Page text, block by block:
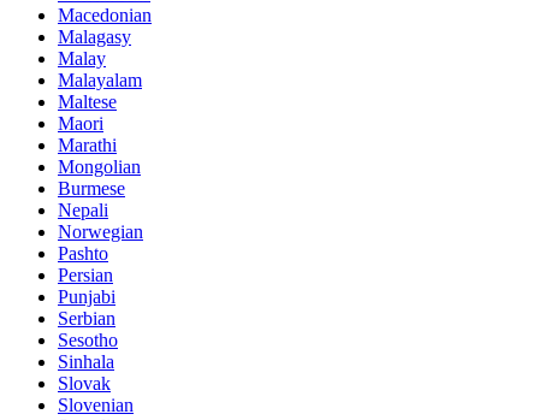
Macedonian
Malagasy
Malay
Malayalam
Maltese
Maori
Marathi
Mongolian
Burmese
Nepali
Norwegian
Pashto
Persian
Punjabi
Serbian
Sesotho
Sinhala
Slovak
Slovenian